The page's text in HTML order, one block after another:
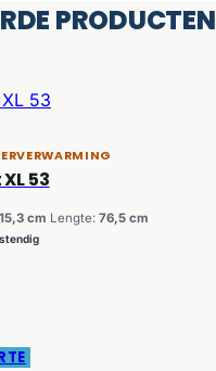
PRODUCTEN
53
15,3 cm Lengte: 76,5 cm